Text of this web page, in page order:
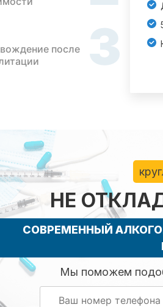
после
3
НЕ
СОВРЕМЕННЫЙ
Мы поможем